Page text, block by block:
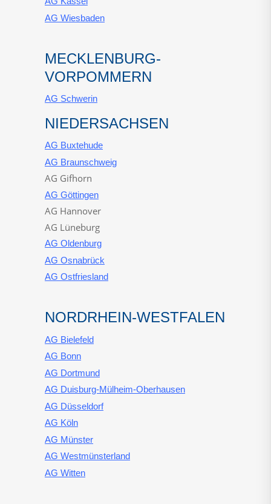
AG Wiesbaden
MECKLENBURG-
VORPOMMERN
AG Schwerin
NIEDERSACHSEN
AG Buxtehude
AG Braunschweig
AG Gifhorn
AG Göttingen
AG Hannover
AG Lüneburg
AG Oldenburg
AG Osnabrück
AG Ostfriesland
NORDRHEIN-WESTFALEN
AG Bielefeld
AG Bonn
AG Dortmund
AG Duisburg-Mülheim-Oberhausen
AG Düsseldorf
AG Köln
AG Münster
AG Westmünsterland
AG Witten